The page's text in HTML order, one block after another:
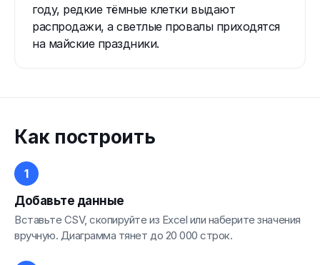
году, редкие тёмные клетки выдают
распродажи, а светлые провалы приходятся
на майские праздники.
Как построить
Добавьте данные
Вставьте CSV, скопируйте из Excel или наберите значения
вручную. Диаграмма тянет до 20 000 строк.